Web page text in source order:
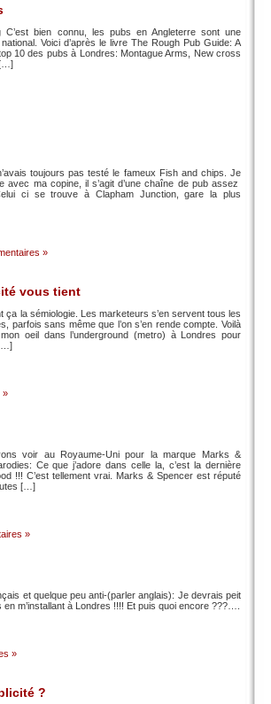
C’est bien connu, les pubs en Angleterre sont une
Voici d’après le livre The Rough Pub Guide: A
10 des pubs à Londres: Montague Arms, New cross
[…]
toujours pas testé le fameux Fish and chips. Je
ma copine, il s’agit d’une chaîne de pub assez
ci se trouve à Clapham Junction, gare la plus
»
vous tient
ça la sémiologie. Les marketeurs s’en servent tous les
parfois sans même que l’on s’en rende compte. Voilà
oeil dans l’underground (metro) à Londres pour
[…]
»
voir au Royaume-Uni pour la marque Marks &
Ce que j’adore dans celle la, c’est la dernière
!!! C’est tellement vrai. Marks & Spencer est réputé
[…]
»
et quelque peu anti-(parler anglais): Je devrais peit
m’installant à Londres !!!! Et puis quoi encore ???….
»
?